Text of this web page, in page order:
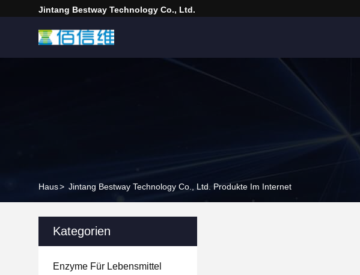
Jintang Bestway Technology Co., Ltd.
Haus> Jintang Bestway Technology Co., Ltd. Produkte Im Internet
Kategorien
Enzyme Für Lebensmittel